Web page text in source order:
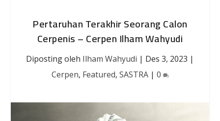
Pertaruhan Terakhir Seorang Calon
Cerpenis – Cerpen Ilham Wahyudi
Diposting oleh Ilham Wahyudi | Des 3, 2023 |
Cerpen, Featured, SASTRA| 0